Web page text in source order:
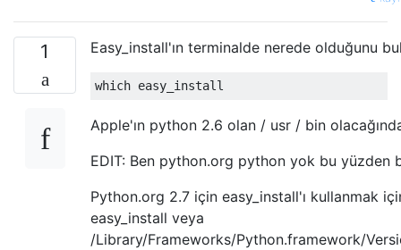
1 Easy_install'ın terminalde nerede olduğunu
which easy_install
Apple'ın python 2.6 olan / usr / bin
EDIT: Ben python.org python yok bu yüzden
Python.org 2.7 için easy_install'ı kullanmak
easy_install veya
/Library/Frameworks/Python.framework/